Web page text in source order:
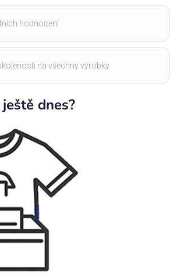
hodnocení
na všechny výrobky
dnes?